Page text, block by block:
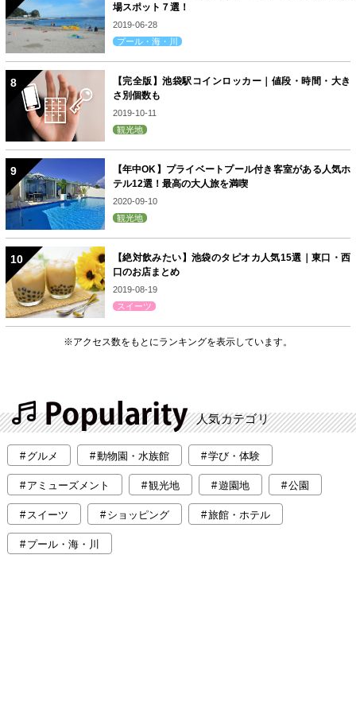
場スポット７選！
2019-06-28
プール・海・川
【完全版】池袋駅コインロッカー｜値段・時間・大き
さ別個数も
2019-10-11
観光地
【年中OK】プライベートプール付き客室がある人気ホ
テル12選！最高の大人旅を満喫
2020-09-10
観光地
【絶対飲みたい】池袋のタピオカ人気15選｜東口・西
口のお店まとめ
2019-08-19
スイーツ
※アクセス数をもとにランキングを表示しています。
人気カテゴリ
グルメ 動物園・水族館 学び・体験
アミューズメント 観光地 遊園地 公園
スイーツ ショッピング 旅館・ホテル
プール・海・川